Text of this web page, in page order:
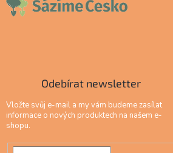
Odebírat newsletter
Vložte svůj e-mail a my vám budeme zasílat
informace o nových produktech na našem e-
shopu.